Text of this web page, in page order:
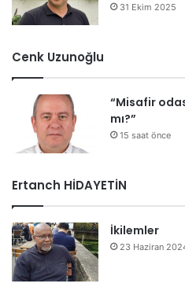
31 Ekim 2025
Cenk Uzunoğlu
“Misafir
mı?”
15 saat önce
Ertanch HİDAYETİN
İkilemler
23 Haziran